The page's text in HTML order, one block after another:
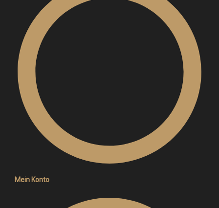
Mein Konto